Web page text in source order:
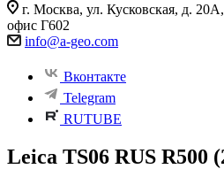
г. Москва, ул. Кусковская, д.
офис Г602
info@a-geo.com
Вконтакте
Telegram
RUTUBE
Leica TS06 RUS R500